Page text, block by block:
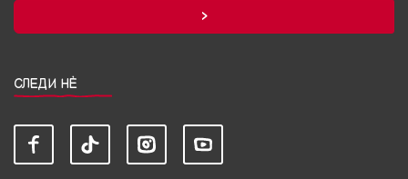
СЛЕДИ НЀ